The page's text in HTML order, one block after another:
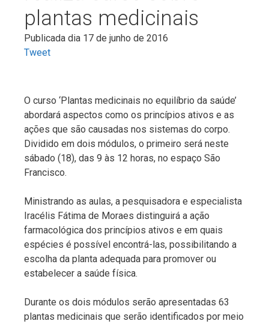
plantas medicinais
Publicada dia 17 de junho de 2016
Tweet
O curso ‘Plantas medicinais no equilíbrio da saúde’
abordará aspectos como os princípios ativos e as
ações que são causadas nos sistemas do corpo.
Dividido em dois módulos, o primeiro será neste
sábado (18), das 9 às 12 horas, no espaço São
Francisco.
Ministrando as aulas, a pesquisadora e especialista
Iracélis Fátima de Moraes distinguirá a ação
farmacológica dos princípios ativos e em quais
espécies é possível encontrá-las, possibilitando a
escolha da planta adequada para promover ou
estabelecer a saúde física.
Durante os dois módulos serão apresentadas 63
plantas medicinais que serão identificados por meio